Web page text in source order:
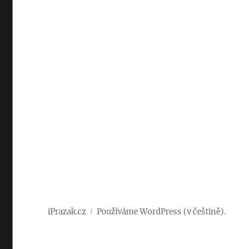
iPrazak.cz Používáme WordPress (v češtině).